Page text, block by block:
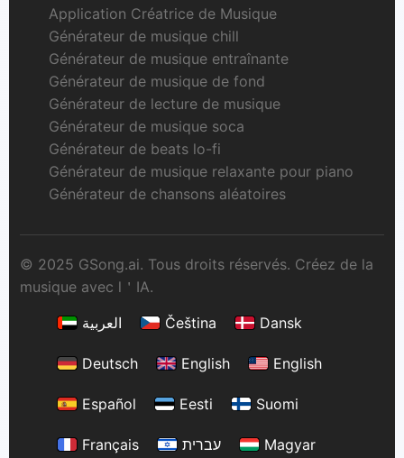
Application Créatrice de Musique
Générateur de musique chill
Générateur de musique entraînante
Générateur de musique de fond
Générateur de lecture de musique
Générateur de musique soca
Générateur de beats lo-fi
Générateur de musique relaxante pour piano
Générateur de chansons aléatoires
© 2025 GSong.ai. Tous droits réservés. Créez de la
musique avec l＇IA.
العربية
Čeština Dansk
Deutsch English English
Español Eesti Suomi
Français עברית Magyar